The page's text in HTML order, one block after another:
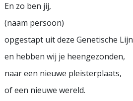
En zo ben jij,
(naam persoon)
opgestapt uit deze Genetische Lijn
en hebben wij je heengezonden,
naar een nieuwe pleisterplaats,
of een nieuwe wereld.